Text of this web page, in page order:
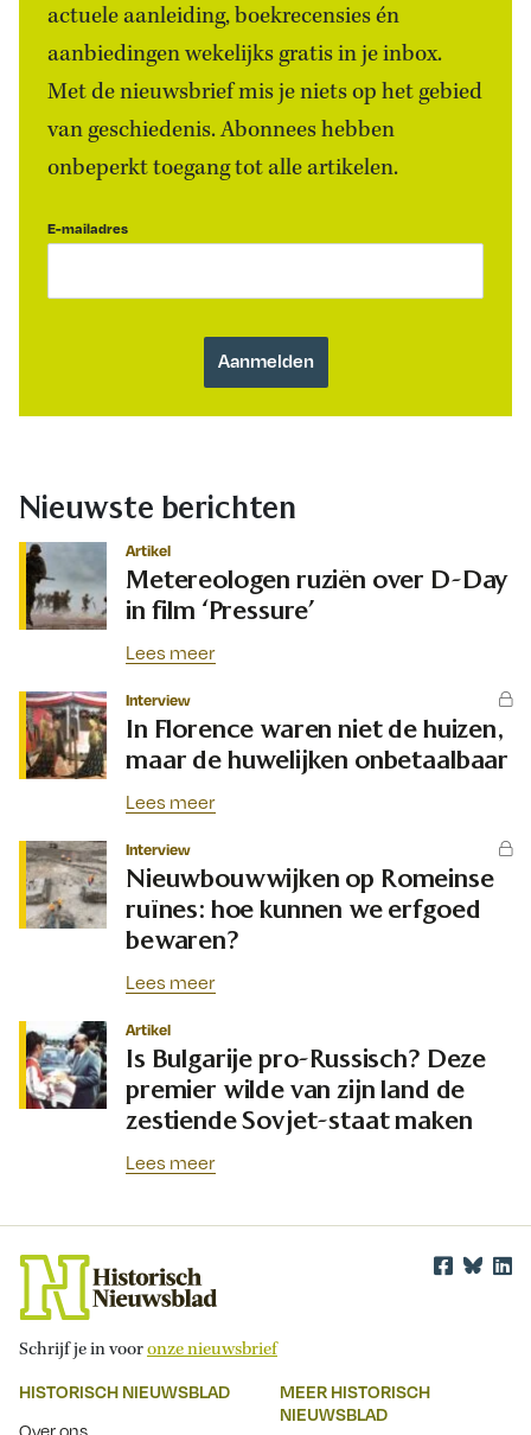
actuele aanleiding, boekrecensies én
aanbiedingen wekelijks gratis in je inbox.
Met de nieuwsbrief mis je niets op het gebied
van geschiedenis. Abonnees hebben
onbeperkt toegang tot alle artikelen.
E-mailadres
Nieuwste berichten
Artikel
Metereologen ruziën over D-Day
in film ‘Pressure’
Lees meer
Interview
In Florence waren niet de huizen,
maar de huwelijken onbetaalbaar
Lees meer
Interview
Nieuwbouwwijken op Romeinse
ruïnes: hoe kunnen we erfgoed
bewaren?
Lees meer
Artikel
Is Bulgarije pro-Russisch? Deze
premier wilde van zijn land de
zestiende Sovjet-staat maken
Lees meer
Schrijf je in vooronze nieuwsbrief
HISTORISCH NIEUWSBLAD
Over ons
MEER HISTORISCH
NIEUWSBLAD